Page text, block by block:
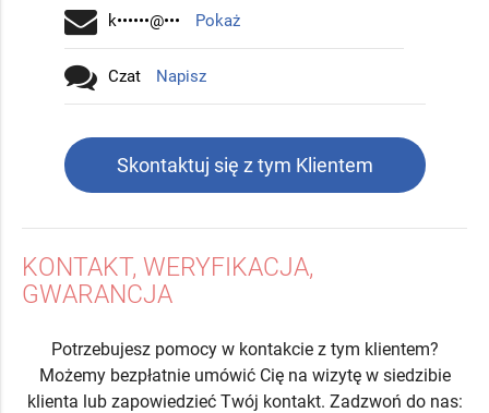
k••••••@••• Pokaż
Czat Napisz
Skontaktuj się z tym Klientem
KONTAKT, WERYFIKACJA,
GWARANCJA
Potrzebujesz pomocy w kontakcie z tym klientem?
Możemy bezpłatnie umówić Cię na wizytę w siedzibie
klienta lub zapowiedzieć Twój kontakt. Zadzwoń do nas: